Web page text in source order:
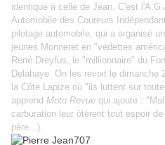
identique à celle de Jean. C'est
Automobile des Coureurs
pilotage automobile, qui a organisé
jeunes Monneret en "vedettes
René Dreyfus, le "millionnaire" du
Delahaye. On les revoit le dimanche
la Côte Lapize où "ils luttent sur
apprend Moto Revue qui ajoute :
carburation leur ôtèrent tout espoir
père...).